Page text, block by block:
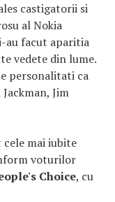
castigatorii si
al Nokia
au facut aparitia
vedete din lume.
personalitati ca
Jim
cele mai iubite
voturilor
Choice, cu